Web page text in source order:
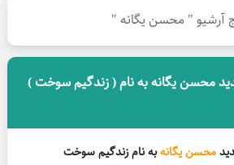
آرشیو " محسن یگانه "
محسن یگانه به نام ( زندگیم سوخت )
محسن یگانهبه نامزندگیم سوخت